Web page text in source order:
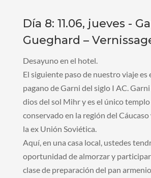
Día 8: 11.06, jueves -
Gueghard –
Desayuno en el hotel.
El siguiente paso de nuestro viaje es
pagano de Garni del siglo I AC.
dios del sol Mihr y es el único
conservado en la región del Cáucaso
la ex Unión Soviética.
Aquí, en una casa local, ustedes
oportunidad de almorzar y
clase de preparación del pan